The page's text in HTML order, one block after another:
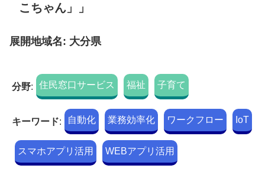
こちゃん」」
展開地域名: 大分県
分野: 住民窓口サービス 福祉 子育て
キーワード: 自動化 業務効率化 ワークフロー IoT
スマホアプリ活用 WEBアプリ活用